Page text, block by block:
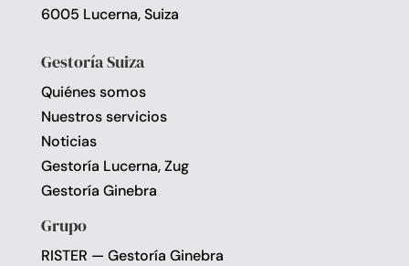
6005 Lucerna, Suiza
Gestoría Suiza
Quiénes somos
Nuestros servicios
Noticias
Gestoría Lucerna, Zug
Gestoría Ginebra
Grupo
RISTER — Gestoría Ginebra